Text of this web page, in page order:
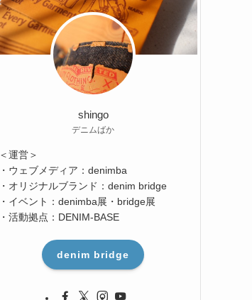
shingo
デニムばか
＜運営＞
・ウェブメディア：denimba
・オリジナルブランド：denim bridge
・イベント：denimba展・bridge展
・活動拠点：DENIM-BASE
denim bridge